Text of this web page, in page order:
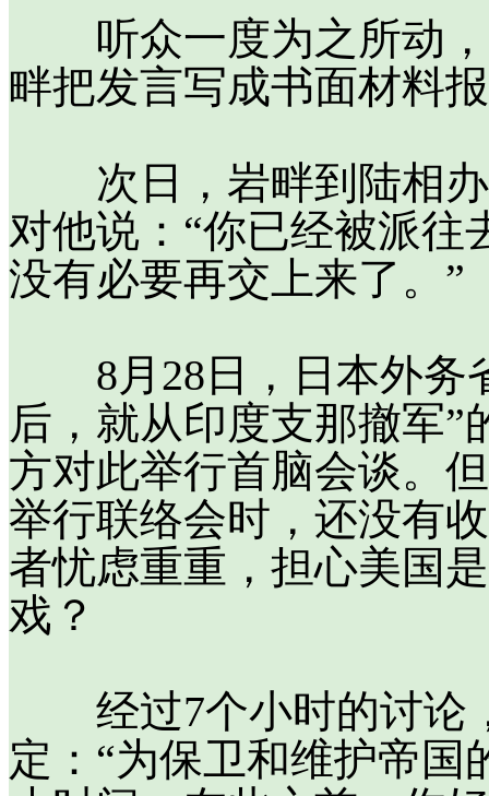
听众一度为之所动，
畔把发言写成书面材料
次日，岩畔到陆相办
对他说：“你已经被派往
没有必要再交上来了。”
8月28日，日本外务
后，就从印度支那撤军
方对此举行首脑会谈。
举行联络会时，还没有
者忧虑重重，担心美国
戏？
经过7个小时的讨论
定：“为保卫和维护帝国